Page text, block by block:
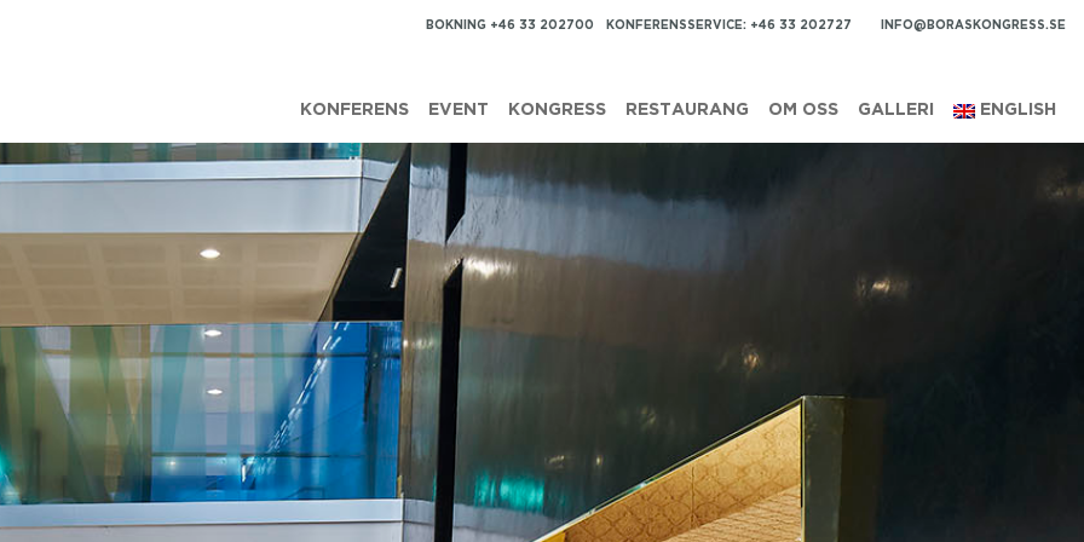
KONFERENS EVENT KONGRESS RESTAURANG OM OSS GALLERI ENGLISH
BOKNING +46 33 202700 KONFERENSSERVICE: +46 33 202727 INFO@BORASKONGRESS.SE